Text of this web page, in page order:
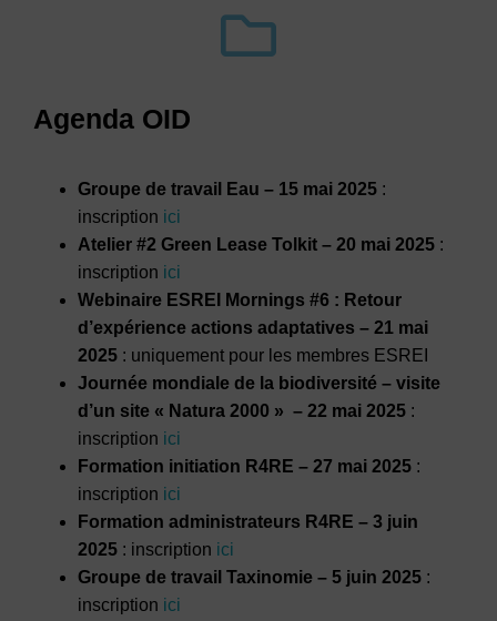
In 2021, the OID published the first
players in the real estate sector. As
European programme ESREI are
I am interested
Agenda OID
Groupe de travail Eau – 15 mai 2025 :
inscription ici
Atelier #2 Green Lease Tolkit – 20 mai 2025 :
inscription ici
Webinaire ESREI Mornings #6 : Retour
d’expérience actions adaptatives – 21 mai
2025 : uniquement pour les membres ESREI
Journée mondiale de la biodiversité – visite
d’un site « Natura 2000 » – 22 mai 2025 :
inscription ici
Formation initiation R4RE – 27 mai 2025 :
inscription ici
Formation administrateurs R4RE – 3 juin
2025 : inscription ici
Groupe de travail Taxinomie – 5 juin 2025 :
inscription ici